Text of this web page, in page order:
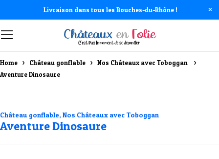
Livraison dans tous les Bouches-du-Rhône !
Home Château gonflable
Nos Châteaux avec Toboggan ​
Aventure Dinosaure
Château gonflable, Nos Châteaux avec Toboggan ​
Aventure Dinosaure